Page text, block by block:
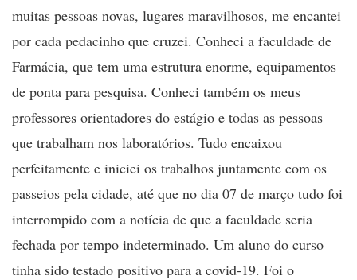
muitas pessoas novas, lugares maravilhosos, me encantei
por cada pedacinho que cruzei. Conheci a faculdade de
Farmácia, que tem uma estrutura enorme, equipamentos
de ponta para pesquisa. Conheci também os meus
professores orientadores do estágio e todas as pessoas
que trabalham nos laboratórios. Tudo encaixou
perfeitamente e iniciei os trabalhos juntamente com os
passeios pela cidade, até que no dia 07 de março tudo foi
interrompido com a notícia de que a faculdade seria
fechada por tempo indeterminado. Um aluno do curso
tinha sido testado positivo para a covid-19. Foi o